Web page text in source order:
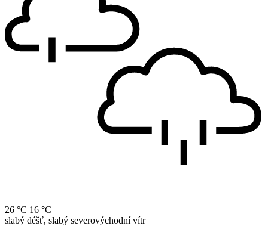
26 °C 16 °C
slabý déšť, slabý severovýchodní vítr